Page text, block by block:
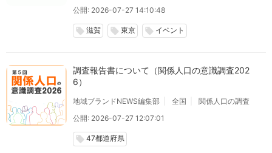
公開: 2026-07-27 14:10:48
local_offer 滋賀 local_offer 東京 local_offer イベント
調査報告書について（関係人口の意識調査202
6）
地域ブランドNEWS編集部 全国
関係人口の調査
公開: 2026-07-27 12:07:01
local_offer 47都道府県